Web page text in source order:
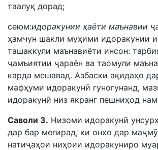
таалуқ дорад;
сеюм:идоракунии ҳаёти маънавии
ҳамчун шакли муҳими идоракунии
ташаккули маънавиёти инсон:
ҷамъиятии ҷараён ва таомули
карда мешавад. Азбаски ақидаҳо
мафҳуми идоракунӣ гуногунанд,
идоракунӣ низ якранг пешниҳод
Саволи 3. Низоми идоракунӣ
дар бар мегирад, ки онхо дар
натиҷаҳои ниҳоии идоракуниро